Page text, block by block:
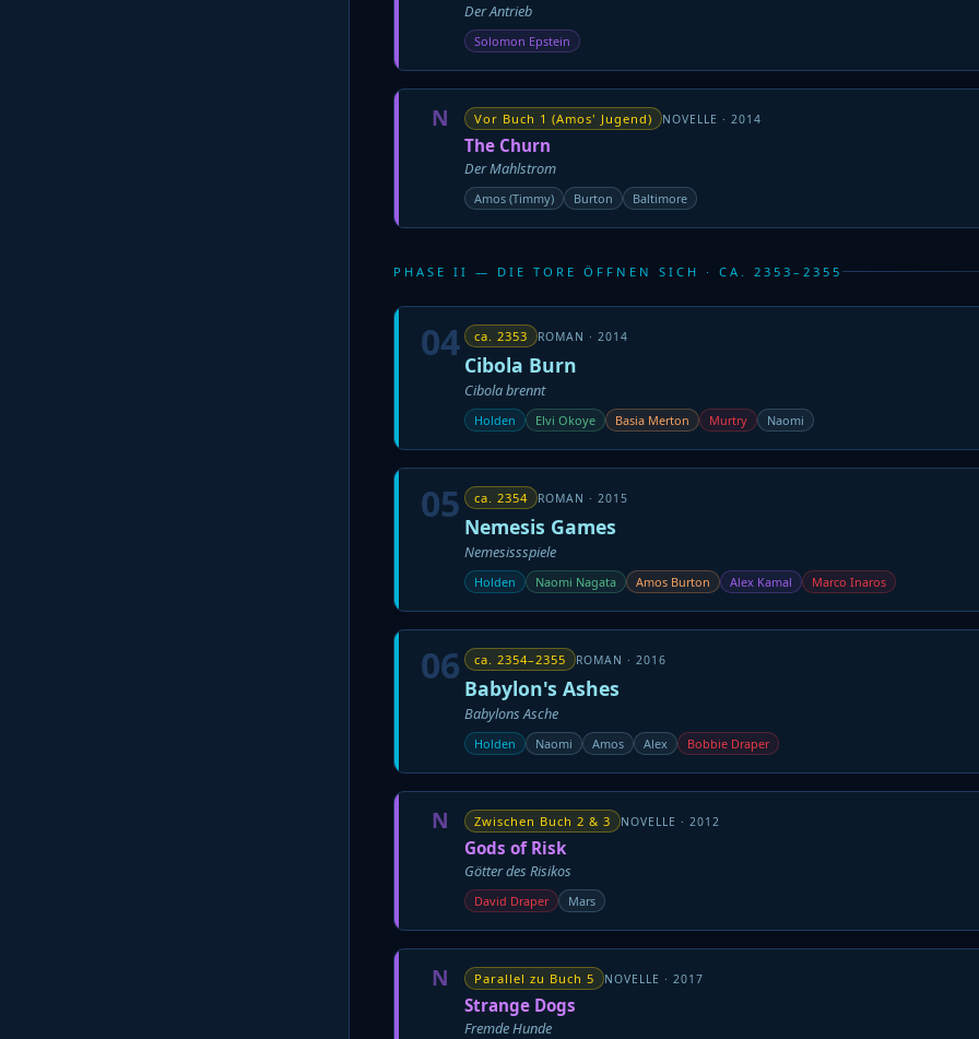
Der Antrieb
Solomon Epstein
N Vor Buch 1 (Amos' Jugend) NOVELLE · 2014
The Churn
Der Mahlstrom
Amos (Timmy) Burton Baltimore
PHASE II — DIE TORE ÖFFNEN SICH · CA. 2353–2355
04 ca. 2353 ROMAN · 2014
Cibola Burn
Cibola brennt
Holden Elvi Okoye Basia Merton Murtry Naomi
05 ca. 2354 ROMAN · 2015
Nemesis Games
Nemesissspiele
Holden Naomi Nagata Amos Burton Alex Kamal Marco Inaros
06 ca. 2354–2355 ROMAN · 2016
Babylon's Ashes
Babylons Asche
Holden Naomi Amos Alex Bobbie Draper
N Zwischen Buch 2 & 3 NOVELLE · 2012
Gods of Risk
Götter des Risikos
David Draper Mars
N Parallel zu Buch 5 NOVELLE · 2017
Strange Dogs
Fremde Hunde